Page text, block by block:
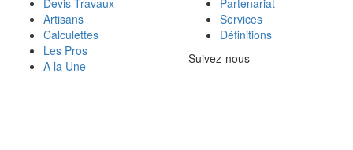
Devis Travaux
Artisans
Calculettes
Les Pros
A la Une
Partenariat
Services
Définitions
Suivez-nous